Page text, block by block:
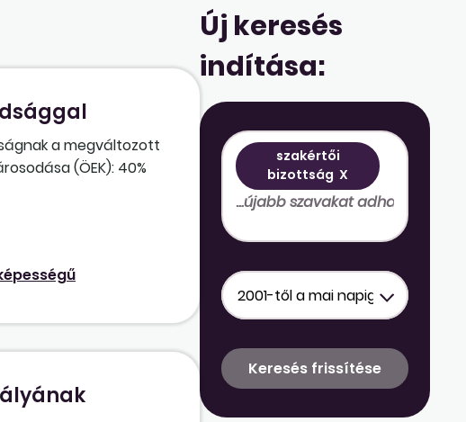
a megváltozott
(ÖEK): 40%
a köztisztviselőt
mint a
Új keresés
indítása:
szakértői
bizottság X